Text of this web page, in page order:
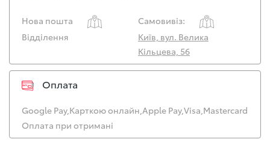
Нова пошта
Самовивіз:
Відділення
Київ, вул. Велика
Кільцева, 56
Оплата
Google Pay,Карткою онлайн,Apple Pay,Visa,Mastercard
Оплата при отримані